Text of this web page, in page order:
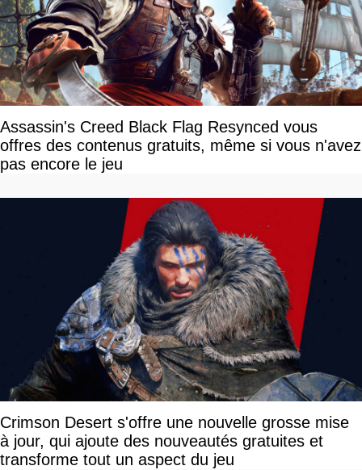
Assassin's Creed Black Flag Resynced vous
offres des contenus gratuits, même si vous n'avez
pas encore le jeu
Crimson Desert s'offre une nouvelle grosse mise
à jour, qui ajoute des nouveautés gratuites et
transforme tout un aspect du jeu